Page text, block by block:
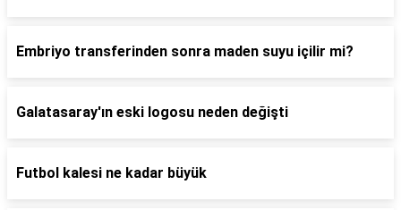
Embriyo transferinden sonra maden suyu içilir mi?
Galatasaray'ın eski logosu neden değişti
Futbol kalesi ne kadar büyük